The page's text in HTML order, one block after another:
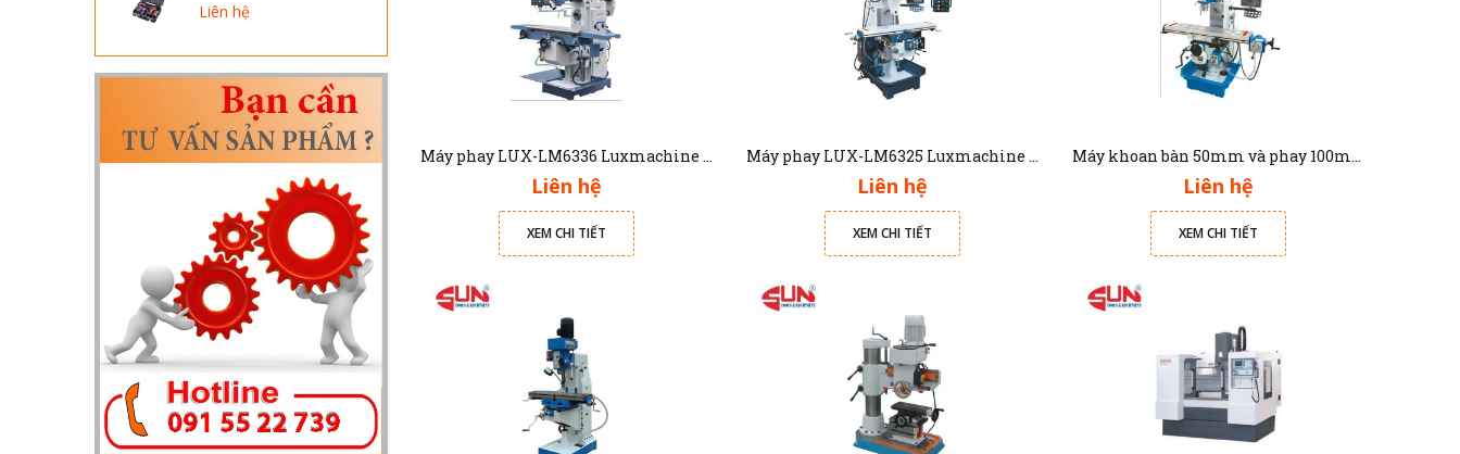
Máy phay LUX-LM6336 Luxmachine bàn làm việc 1250x360mm
Liên hệ
XEM CHI TIẾT
Máy phay LUX-LM6325 Luxmachine bàn làm việc 1270x260 mm
Liên hệ
XEM CHI TIẾT
Máy khoan bàn 50mm và phay 100mm LUX-DM6350C Luxmachine
Liên hệ
XEM CHI TIẾT
Liên hệ